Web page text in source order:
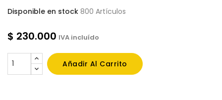
Disponible en stock 800 Artículos
$ 230.000 IVA incluído
Añadir Al Carrito